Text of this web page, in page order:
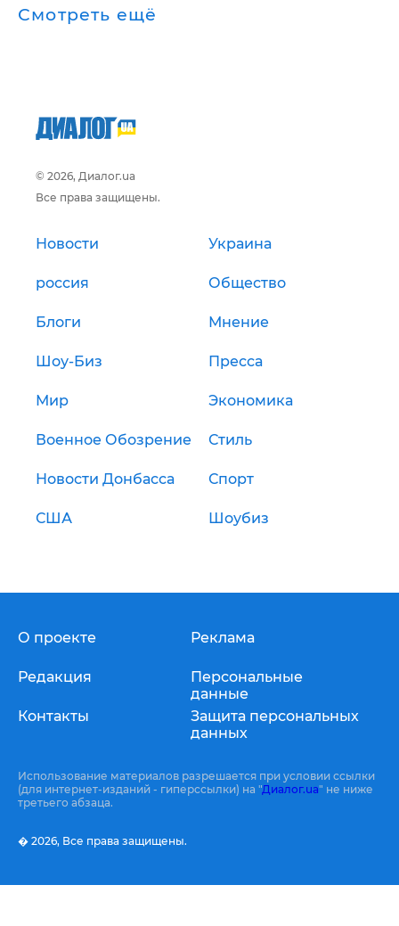
Смотреть ещё
© 2026, Диалог.ua
Все права защищены.
Новости Украина
россия Общество
Блоги Мнение
Шоу-Биз Пресса
Мир Экономика
Военное Обозрение Стиль
Новости Донбасса Спорт
США Шоубиз
О проекте
Редакция
Контакты
Реклама
Персональные
данные
Защита персональных
данных
Использование материалов разрешается при условии ссылки
(для интернет-изданий - гиперссылки) на "Диалог.ua" не ниже
третьего абзаца.
� 2026, Все права защищены.